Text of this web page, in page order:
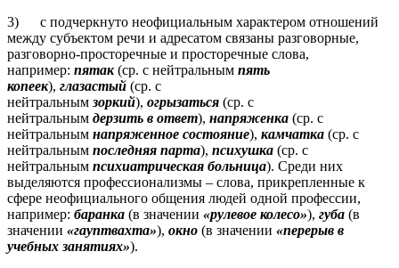
3) с подчеркнуто неофициальным характером отношений
между субъектом речи и адресатом связаны разговорные,
разговорно-просторечные и просторечные слова,
например: пятак(ср. с нейтральным пять
копеек), глазастый (ср. с
нейтральным зоркий), огрызаться (ср. с
нейтральным дерзить в ответ), напряженка (ср. с
нейтральным напряженное состояние), камчатка (ср. с
нейтральным последняя парта), психушка (ср. с
нейтральным психиатрическая больница). Среди них
выделяются профессионализмы – слова, прикрепленные к
сфере неофициального общения людей одной профессии,
например: баранка (в значении «рулевое колесо»), губа (в
значении «гауптвахта»), окно (в значении «перерыв в
учебных занятиях»).